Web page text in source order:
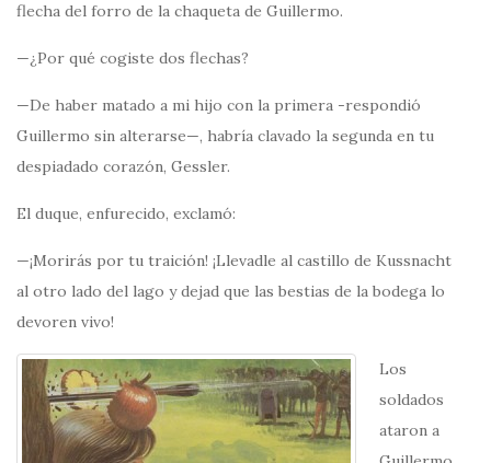
flecha del forro de la chaqueta de Guillermo.
—¿Por qué cogiste dos flechas?
—De haber matado a mi hijo con la primera -respondió
Guillermo sin alterarse—, habría clavado la segunda en tu
despiadado corazón, Gessler.
El duque, enfurecido, exclamó:
—¡Morirás por tu traición! ¡Llevadle al castillo de Kussnacht
al otro lado del lago y dejad que las bestias de la bodega lo
devoren vivo!
Los
soldados
ataron a